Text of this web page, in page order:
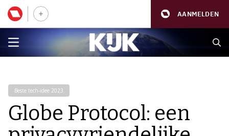
AANMELDEN
Beste tech-idee 2023
Globe Protocol: een